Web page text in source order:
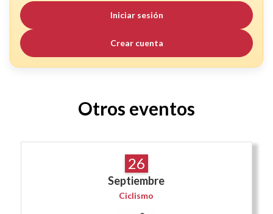
Iniciar sesión
Crear cuenta
Otros eventos
26
Septiembre
Ciclismo